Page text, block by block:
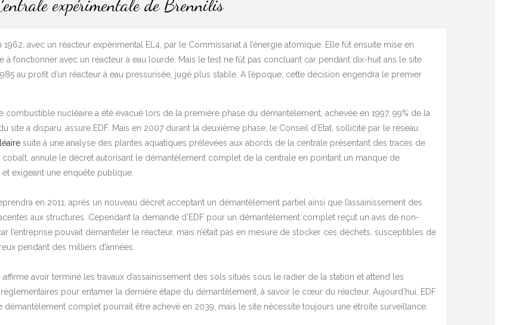
expérimentale de Brennilis
avec un réacteur expérimental EL4, par le Commissariat à l’énergie atomique. Elle fût ensuite mise en
à fonctionner avec un réacteur à eau lourde. Mais le test ne fût pas concluant car pendant dix-huit ans le site
au profit d’un réacteur à eau pressurisée, jugé plus stable. A l’époque, cette décision engendra le premier
combustible nucléaire a été évacué lors de la première phase du démantèlement, achevée en 1997, 99% de la
site a disparu, assure EDF. Mais en 2007 durant la deuxième phase, le Conseil d’Etat, sollicité par le réseau
suite à une analyse des plantes aquatiques prélevées aux abords de la centrale présentant des traces de
cobalt, annule le décret autorisant le démantèlement complet de la centrale en pointant un manque de
exigeant une enquête publique.
en 2011, après un nouveau décret acceptant un démantèlement partiel ainsi que l’assainissement des
aux structures. Cependant la demande d’EDF pour un démantèlement complet reçut un avis de non-
l’entreprise pouvait démanteler le réacteur, mais n’était pas en mesure de stocker ces déchets, susceptibles de
pendant des milliers d’années.
affirme avoir terminé les travaux d’assainissement des sols situés sous le radier de la station et attend les
pour entamer la dernière étape du démantèlement, à savoir le cœur du réacteur. Aujourd’hui, EDF
démantèlement complet pourrait être achevé en 2039, mais le site nécessite toujours une étroite surveillance.